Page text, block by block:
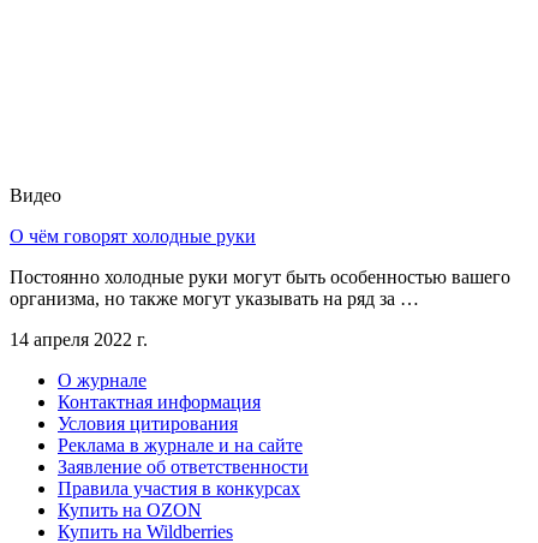
Видео
О чём говорят холодные руки
Постоянно холодные руки могут быть особенностью вашего
организма, но также могут указывать на ряд за …
14 апреля 2022 г.
О журнале
Контактная информация
Условия цитирования
Реклама в журнале и на сайте
Заявление об ответственности
Правила участия в конкурсах
Купить на OZON
Купить на Wildberries